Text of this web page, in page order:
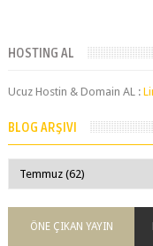
Ucuz Hostin & Domain AL :
BLOG ARŞIVI
C# Diyabet Risk